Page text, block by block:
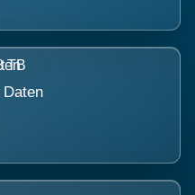
Daten